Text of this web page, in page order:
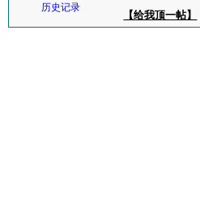
历史记录
【给我顶一帖】